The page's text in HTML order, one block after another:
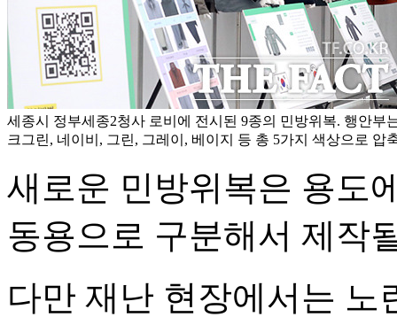
세종시 정부세종2청사 로비에 전시된 9종의 민방위복. 행안부
크그린, 네이비, 그린, 그레이, 베이지 등 총 5가지 색상으로 압
새로운 민방위복은 용도
동용으로 구분해서 제작
다만 재난 현장에서는 노